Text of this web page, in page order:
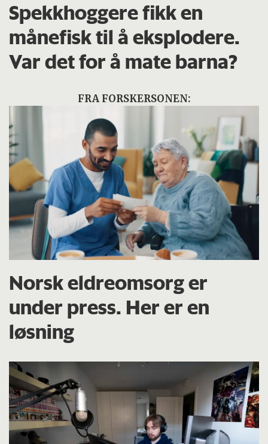
Spekkhoggere fikk en
månefisk til å eksplodere.
Var det for å mate barna?
FRA FORSKERSONEN:
Norsk eldreomsorg er
under press. Her er en
løsning